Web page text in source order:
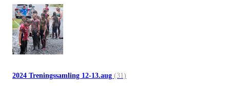
2024 Treningssamling 12-13.aug (31)